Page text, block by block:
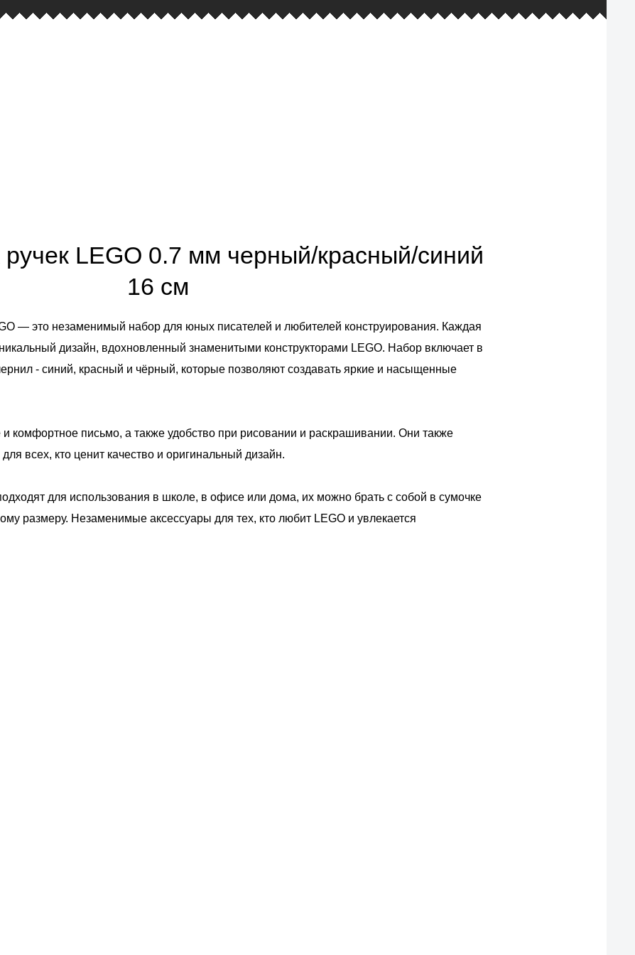
LEGO 0.7 мм черный/красный/синий
16 см
— это незаменимый набор для юных писателей и любителей конструирования. Каждая
дизайн, вдохновленный знаменитыми конструкторами LEGO. Набор включает в
- синий, красный и чёрный, которые позволяют создавать яркие и насыщенные
и комфортное письмо, а также удобство при рисовании и раскрашивании. Они также
всех, кто ценит качество и оригинальный дизайн.
для использования в школе, в офисе или дома, их можно брать с собой в сумочке
размеру. Незаменимые аксессуары для тех, кто любит LEGO и увлекается